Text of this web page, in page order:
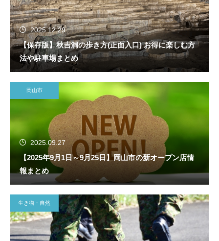
2025.12.29
【保存版】秋吉洞の歩き方(正面入口) お得に楽しむ方
法や駐車場まとめ
岡山市
2025.09.27
【2025年9月1日～9月25日】岡山市の新オープン店情
報まとめ
生き物・自然